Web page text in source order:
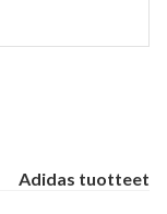
Adidas tuotteet